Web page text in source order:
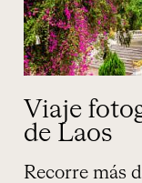
Viaje
de Laos
Recorre más